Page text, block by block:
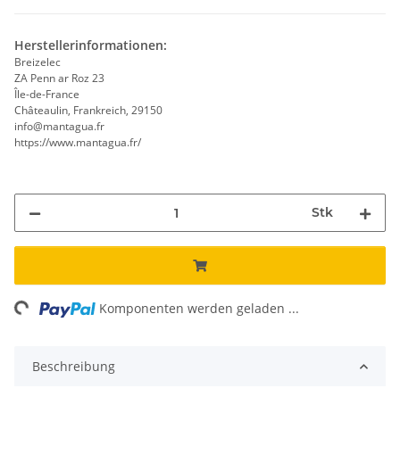
Herstellerinformationen:
Breizelec
ZA Penn ar Roz 23
Île-de-France
Châteaulin, Frankreich, 29150
info@mantagua.fr
https://www.mantagua.fr/
Stk
Komponenten werden geladen ...
Beschreibung